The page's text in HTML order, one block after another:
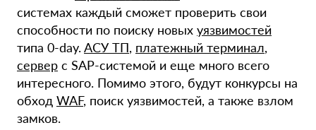
системах каждый сможет проверить свои
способности по поиску новых уязвимостей
типа 0-day. ACУ ТП, платежный терминал,
сервер с SAP-системой и еще много всего
интересного. Помимо этого, будут конкурсы на
обход WAF, поиск уязвимостей, а также взлом
замков.